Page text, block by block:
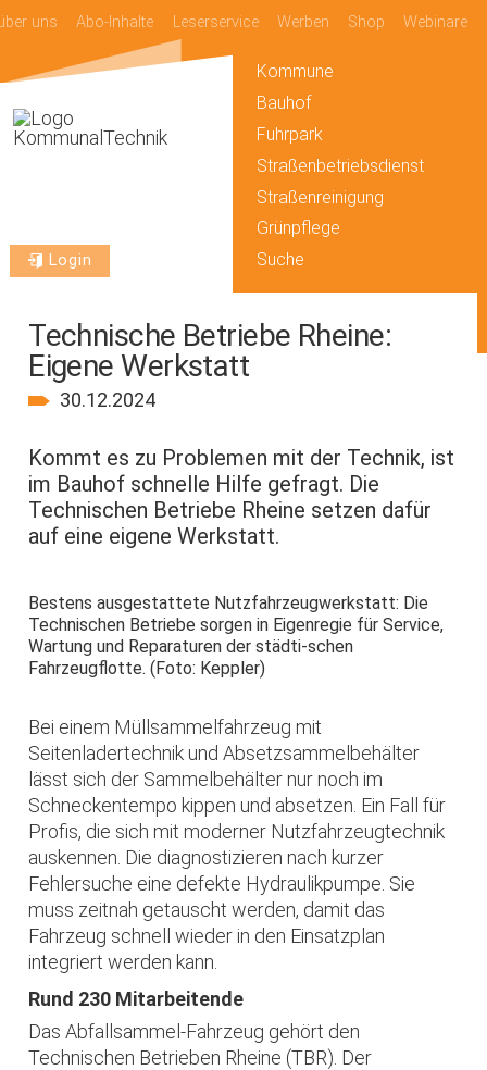
uns Abo-Inhalte Leserservice Werben Shop Webinare
Login
Kommune
Bauhof
Fuhrpark
Straßenbetriebsdienst
Straßenreinigung
Grünpflege
Suche
Technische Betriebe Rheine:
Eigene Werkstatt
30.12.2024
Kommt es zu Problemen mit der Technik, ist
im Bauhof schnelle Hilfe gefragt. Die
Technischen Betriebe Rheine setzen dafür
auf eine eigene Werkstatt.
Bestens ausgestattete Nutzfahrzeugwerkstatt: Die
Technischen Betriebe sorgen in Eigenregie für Service,
Wartung und Reparaturen der städti-schen
Fahrzeugflotte. (Foto: Keppler)
Bei einem Müllsammelfahrzeug mit
Seitenladertechnik und Absetzsammelbehälter
lässt sich der Sammelbehälter nur noch im
Schneckentempo kippen und absetzen. Ein Fall für
Profis, die sich mit moderner Nutzfahrzeugtechnik
auskennen. Die diagnostizieren nach kurzer
Fehlersuche eine defekte Hydraulikpumpe. Sie
muss zeitnah getauscht werden, damit das
Fahrzeug schnell wieder in den Einsatzplan
integriert werden kann.
Rund 230 Mitarbeitende
Das Abfallsammel-Fahrzeug gehört den
Technischen Betrieben Rheine (TBR). Der